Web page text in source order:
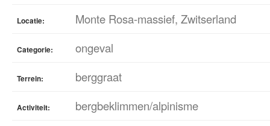
Locatie: Monte Rosa-massief, Zwitserland
Categorie: ongeval
Terrein: berggraat
Activiteit: bergbeklimmen/alpinisme